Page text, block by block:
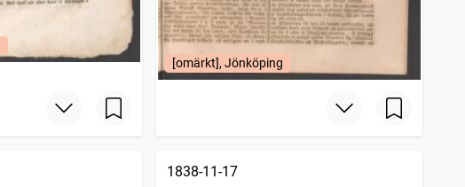
[omärkt], Jönköping
1838-11-17